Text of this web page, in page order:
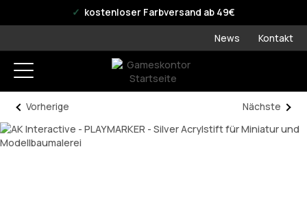
offizieller WPN Storekostenloser Farbversand ab 49€
News Kontakt
Vorherige Nächste